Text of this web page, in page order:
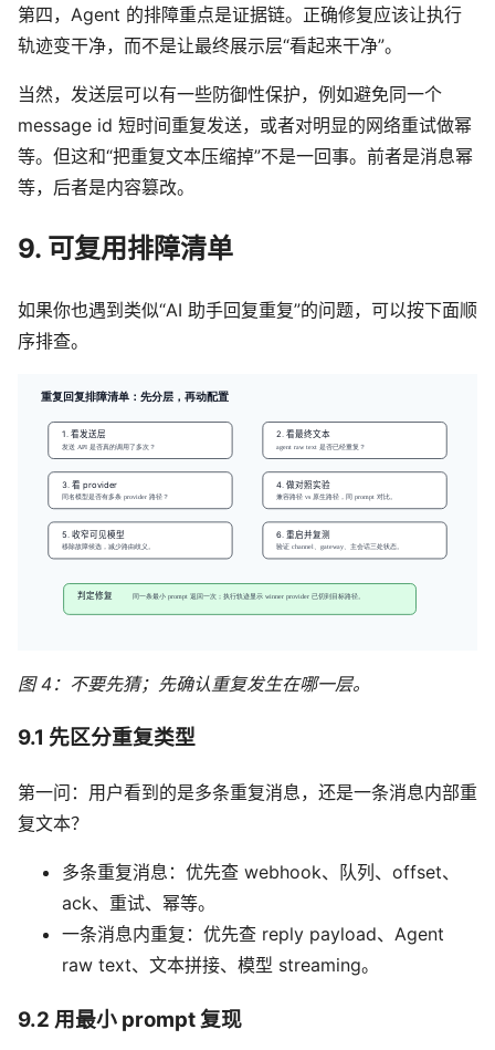
第四，Agent 的排障重点是证据链。正确修复应该让执行
轨迹变干净，而不是让最终展示层“看起来干净”。
当然，发送层可以有一些防御性保护，例如避免同一个
message id 短时间重复发送，或者对明显的网络重试做幂
等。但这和“把重复文本压缩掉”不是一回事。前者是消息幂
等，后者是内容篡改。
9. 可复用排障清单
如果你也遇到类似“AI 助手回复重复”的问题，可以按下面顺
序排查。
图 4：不要先猜；先确认重复发生在哪一层。
9.1 先区分重复类型
第一问：用户看到的是多条重复消息，还是一条消息内部重
复文本？
多条重复消息：优先查 webhook、队列、offset、
ack、重试、幂等。
一条消息内重复：优先查 reply payload、Agent
raw text、文本拼接、模型 streaming。
9.2 用最小 prompt 复现